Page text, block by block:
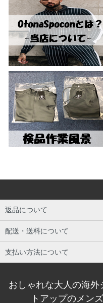
返品について
配送・送料について
支払い方法について
おしゃれな大人の海外
トアップのメン